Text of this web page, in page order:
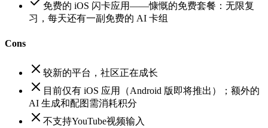
免费的 iOS 闪卡应用——慷慨的免费套餐：无限复
习，每天还有一副免费的 AI 卡组
Cons
较新的平台，社区正在成长
目前仅有 iOS 应用（Android 版即将推出）；额外的
AI 生成和配图需消耗积分
不支持YouTube视频输入